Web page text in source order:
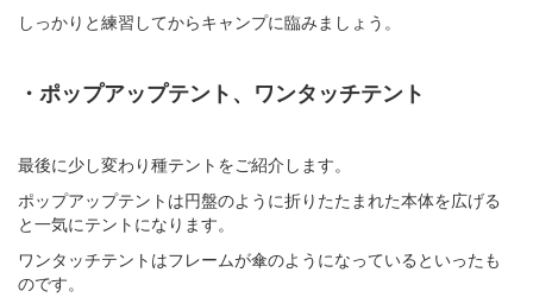
しっかりと練習してからキャンプに臨みましょう。
・ポップアップテント、ワンタッチテント
最後に少し変わり種テントをご紹介します。
ポップアップテントは円盤のように折りたたまれた本体を広げる
と一気にテントになります。
ワンタッチテントはフレームが傘のようになっているといったも
のです。